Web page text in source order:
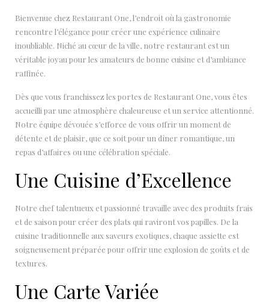
Bienvenue chez Restaurant One, l’endroit où la gastronomie
rencontre l’élégance pour créer une expérience culinaire
inoubliable. Niché au cœur de la ville, notre restaurant est un
véritable joyau pour les amateurs de bonne cuisine et d’ambiance
raffinée.
Dès que vous franchissez les portes de Restaurant One, vous êtes
accueilli par une atmosphère chaleureuse et un service attentionné.
Notre équipe dévouée s’efforce de vous offrir un moment de
détente et de plaisir, que ce soit pour un dîner romantique, un
repas d’affaires ou une célébration spéciale.
Une Cuisine d’Excellence
Notre chef talentueux et passionné travaille avec des produits frais
et de saison pour créer des plats qui raviront vos papilles. De la
cuisine traditionnelle aux saveurs exotiques, chaque assiette est
soigneusement préparée pour offrir une explosion de goûts et de
textures.
Une Carte Variée